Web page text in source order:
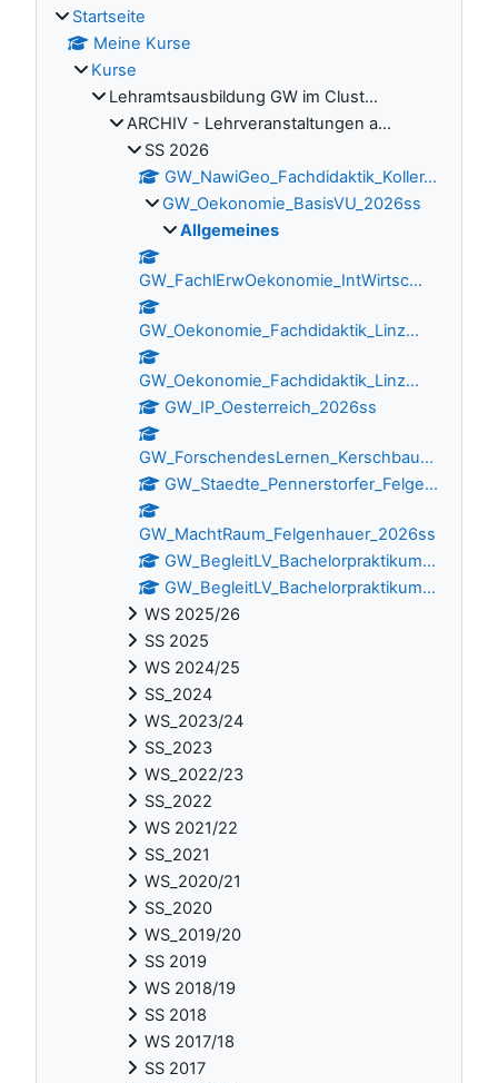
Startseite
Meine Kurse
Kurse
Lehramtsausbildung GW im Clust...
ARCHIV - Lehrveranstaltungen a...
SS 2026
GW_NawiGeo_Fachdidaktik_Koller...
GW_Oekonomie_BasisVU_2026ss
Allgemeines
GW_FachlErwOekonomie_IntWirtsc...
GW_Oekonomie_Fachdidaktik_Linz...
GW_Oekonomie_Fachdidaktik_Linz...
GW_IP_Oesterreich_2026ss
GW_ForschendesLernen_Kerschbau...
GW_Staedte_Pennerstorfer_Felge...
GW_MachtRaum_Felgenhauer_2026ss
GW_BegleitLV_Bachelorpraktikum...
GW_BegleitLV_Bachelorpraktikum...
WS 2025/26
SS 2025
WS 2024/25
SS_2024
WS_2023/24
SS_2023
WS_2022/23
SS_2022
WS 2021/22
SS_2021
WS_2020/21
SS_2020
WS_2019/20
SS 2019
WS 2018/19
SS 2018
WS 2017/18
SS 2017